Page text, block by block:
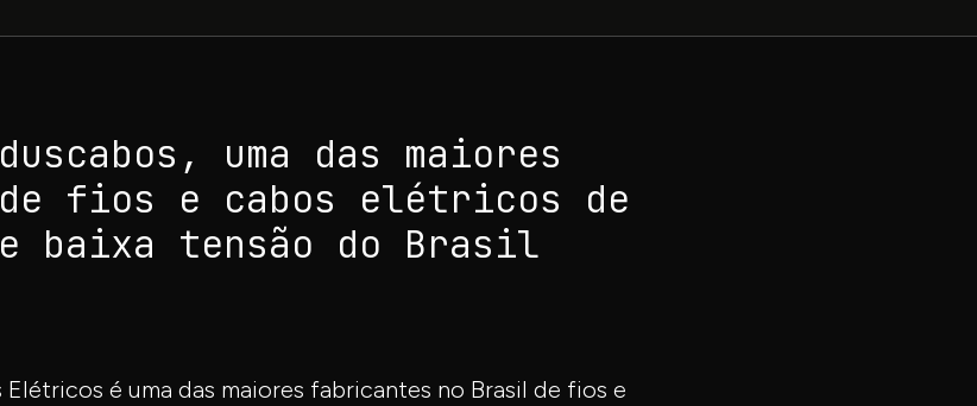
uma das maiores
fios e cabos elétricos de
baixa tensão do Brasil
é uma das maiores fabricantes no Brasil de fios e